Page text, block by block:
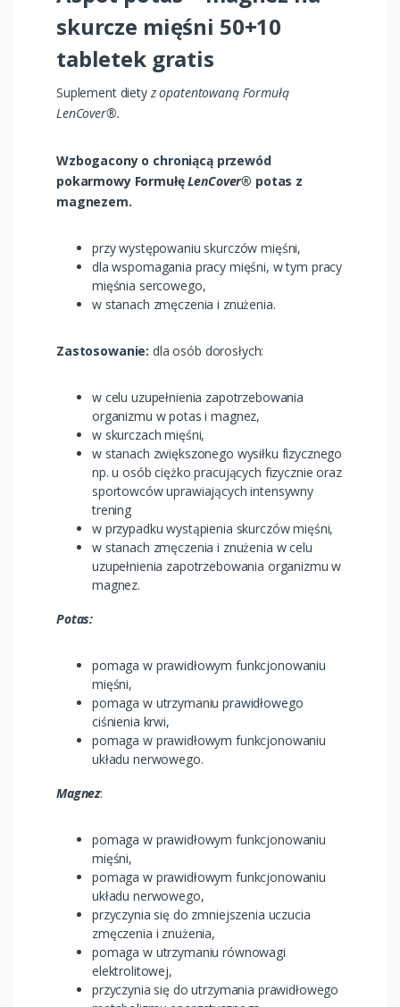
skurcze mięśni 50+10
tabletek gratis
Suplement diety z opatentowaną Formułą
LenCover®.
Wzbogacony o chroniącą przewód
pokarmowy FormułęLenCover® potas z
magnezem.
przy występowaniu skurczów mięśni,
dla wspomagania pracy mięśni, w tym pracy
mięśnia sercowego,
w stanach zmęczenia i znużenia.
Zastosowanie: dla osób dorosłych:
w celu uzupełnienia zapotrzebowania
organizmu w potas i magnez,
w skurczach mięśni,
w stanach zwiększonego wysiłku fizycznego
np. u osób ciężko pracujących fizycznie oraz
sportowców uprawiających intensywny
trening
w przypadku wystąpienia skurczów mięśni,
w stanach zmęczenia i znużenia w celu
uzupełnienia zapotrzebowania organizmu w
magnez.
Potas:
pomaga w prawidłowym funkcjonowaniu
mięśni,
pomaga w utrzymaniu prawidłowego
ciśnienia krwi,
pomaga w prawidłowym funkcjonowaniu
układu nerwowego.
Magnez:
pomaga w prawidłowym funkcjonowaniu
mięśni,
pomaga w prawidłowym funkcjonowaniu
układu nerwowego,
przyczynia się do zmniejszenia uczucia
zmęczenia i znużenia,
pomaga w utrzymaniu równowagi
elektrolitowej,
przyczynia się do utrzymania prawidłowego